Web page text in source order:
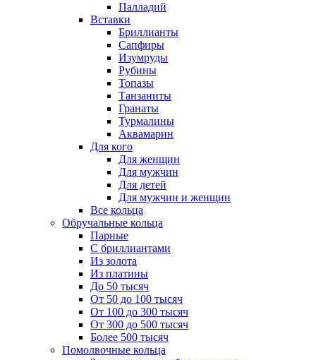
Палладий
Вставки
Бриллианты
Сапфиры
Изумруды
Рубины
Топазы
Танзаниты
Гранаты
Турмалины
Аквамарин
Для кого
Для женщин
Для мужчин
Для детей
Для мужчин и женщин
Все кольца
Обручальные кольца
Парные
С бриллиантами
Из золота
Из платины
До 50 тысяч
От 50 до 100 тысяч
От 100 до 300 тысяч
От 300 до 500 тысяч
Более 500 тысяч
Помолвочные кольца